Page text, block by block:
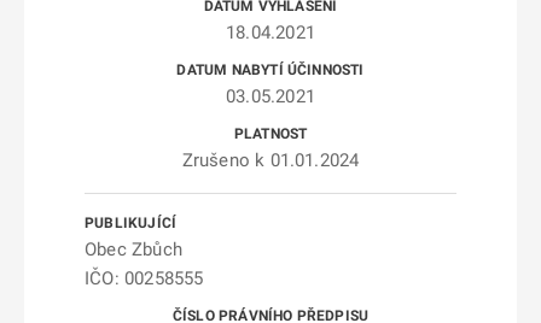
18.04.2021
03.05.2021
Zrušeno k 01.01.2024
Obec Zbůch
IČO: 00258555